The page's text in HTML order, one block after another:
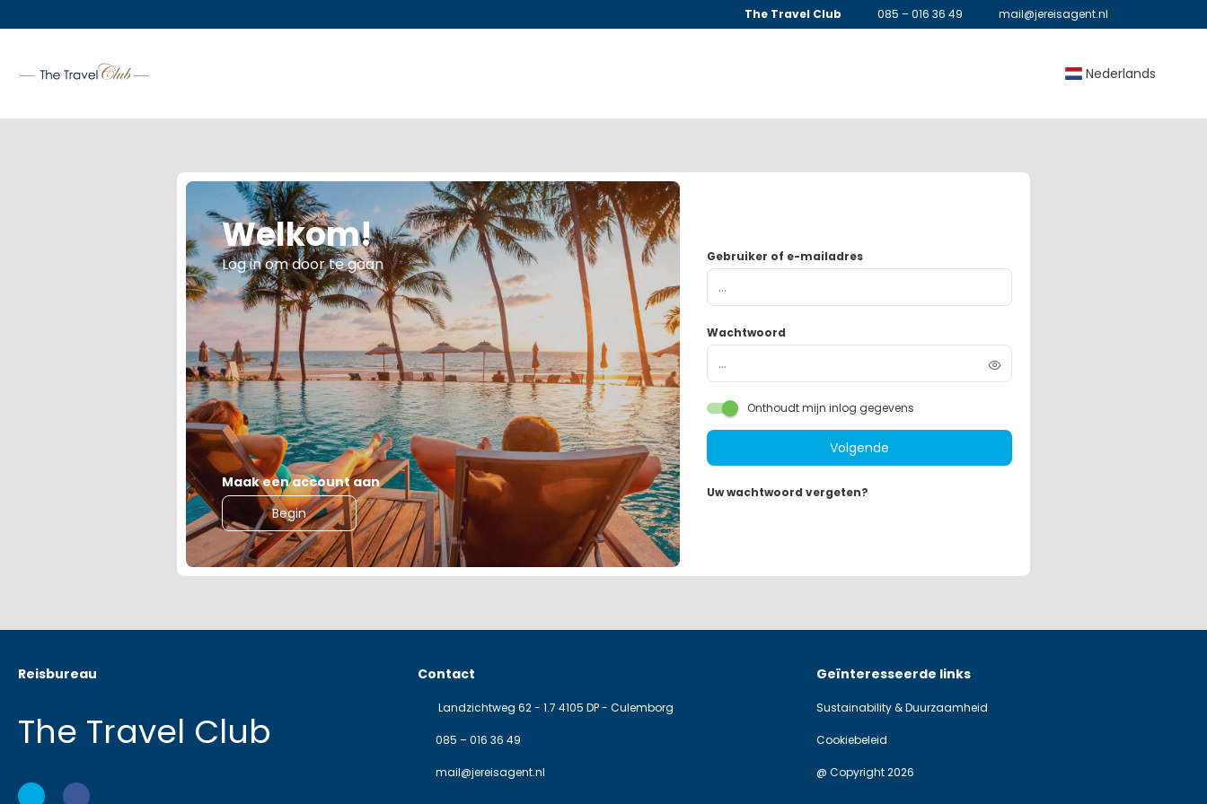
The Travel Club 085 – 016 36 49 mail@jereisagent.nl
Nederlands
Welkom!
Log in om door te gaan
Maak een account aan
Begin
Gebruiker of e-mailadres
Wachtwoord
Onthoudt mijn inlog gegevens
Volgende
Uw wachtwoord vergeten?
Reisbureau
The Travel Club
Contact
Landzichtweg 62 - 1.7 4105 DP - Culemborg
085 – 016 36 49
mail@jereisagent.nl
Geïnteresseerde links
Sustainability & Duurzaamheid
Cookiebeleid
@ Copyright 2026